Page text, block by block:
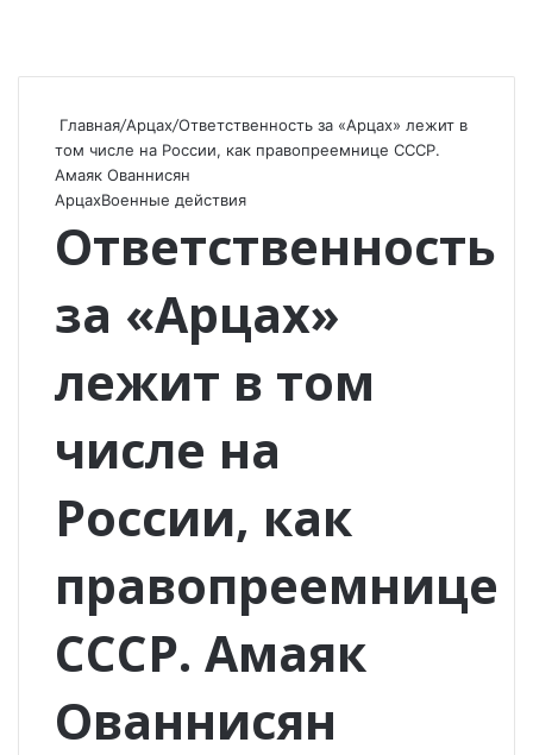
Главная/Арцах/Ответственность за «Арцах» лежит в
том числе на России, как правопреемнице СССР.
Амаяк Ованнисян
АрцахВоенные действия
Ответственность
за «Арцах»
лежит в том
числе на
России, как
правопреемнице
СССР. Амаяк
Ованнисян